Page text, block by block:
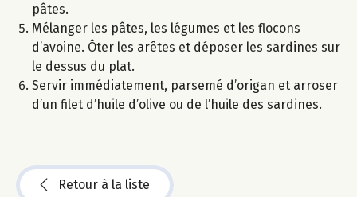
pâtes.
Mélanger les pâtes, les légumes et les flocons
d’avoine. Ôter les arêtes et déposer les sardines sur
le dessus du plat.
Servir immédiatement, parsemé d’origan et arroser
d’un filet d’huile d’olive ou de l’huile des sardines.
Retour à la liste